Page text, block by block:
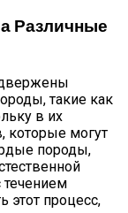
Различные
такие как
в их
которые могут
породы,
течением
этот процесс,